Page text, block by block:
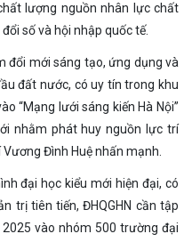
lượng nguồn nhân lực chất
số và hội nhập quốc tế.
đổi mới sáng tạo, ứng dụng và
đất nước, có uy tín trong khu
“Mạng lưới sáng kiến Hà Nội”
nhằm phát huy nguồn lực trí
Đình Huệ nhấn mạnh.
đại học kiểu mới hiện đại, có
trị tiên tiến, ĐHQGHN cần tập
vào nhóm 500 trường đại